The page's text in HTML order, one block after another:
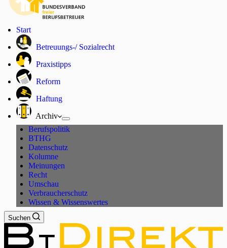
Start
Betreuungs-/ Sozialrecht
Praxistipps
Reform
Haftung
Archiv
Berufspolitik
BTHG
Datenschutz
Kolumne
Meinungen
Recht
Umschau
Verbraucherschutz
Wissen & Wissenswertes
Suchen